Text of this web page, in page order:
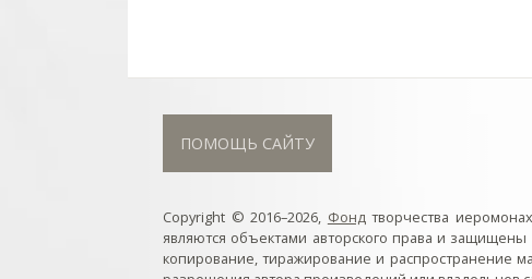
ПОМОЩЬ САЙТУ
Copyright © 2016–2026, Фондтворчества
являются объектами авторского права и
копирование, тиражирование и распространение